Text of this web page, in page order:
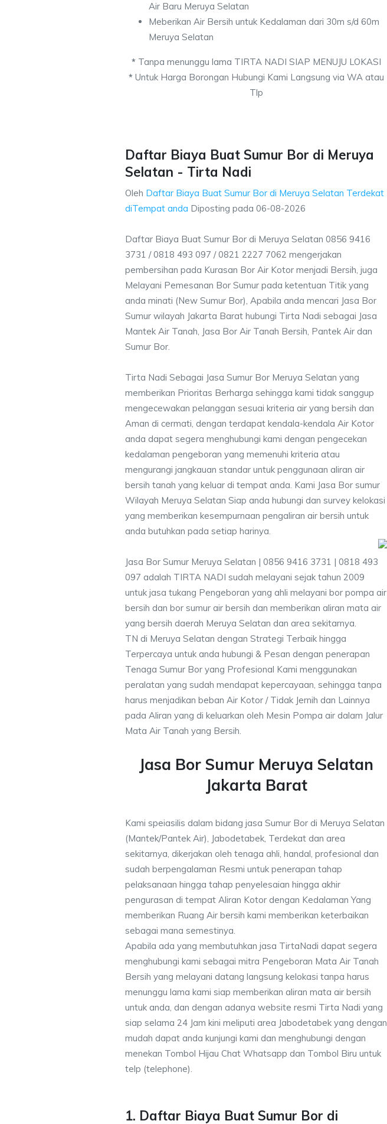
Air Baru Meruya Selatan
Meberikan Air Bersih untuk Kedalaman dari 30m s/d 60m
Meruya Selatan
* Tanpa menunggu lama TIRTA NADI SIAP MENUJU LOKASI
* Untuk Harga Borongan Hubungi Kami Langsung via WA atau
Tlp
Daftar Biaya Buat Sumur Bor di Meruya
Selatan - Tirta Nadi
Oleh Daftar Biaya Buat Sumur Bor di Meruya Selatan Terdekat
diTempat anda Diposting pada 06-08-2026
Daftar Biaya Buat Sumur Bor di Meruya Selatan 0856 9416
3731 / 0818 493 097 / 0821 2227 7062 mengerjakan
pembersihan pada Kurasan Bor Air Kotor menjadi Bersih, juga
Melayani Pemesanan Bor Sumur pada ketentuan Titik yang
anda minati (New Sumur Bor), Apabila anda mencari Jasa Bor
Sumur wilayah Jakarta Barat hubungi Tirta Nadi sebagai Jasa
Mantek Air Tanah, Jasa Bor Air Tanah Bersih, Pantek Air dan
Sumur Bor.
Tirta Nadi Sebagai Jasa Sumur Bor Meruya Selatan yang
memberikan Prioritas Berharga sehingga kami tidak sanggup
mengecewakan pelanggan sesuai kriteria air yang bersih dan
Aman di cermati, dengan terdapat kendala-kendala Air Kotor
anda dapat segera menghubungi kami dengan pengecekan
kedalaman pengeboran yang memenuhi kriteria atau
mengurangi jangkauan standar untuk penggunaan aliran air
bersih tanah yang keluar di tempat anda. Kami Jasa Bor sumur
Wilayah Meruya Selatan Siap anda hubungi dan survey kelokasi
yang memberikan kesempurnaan pengaliran air bersih untuk
anda butuhkan pada setiap harinya.
Jasa Bor Sumur Meruya Selatan | 0856 9416 3731 | 0818 493
097 adalah TIRTA NADI sudah melayani sejak tahun 2009
untuk jasa tukang Pengeboran yang ahli melayani bor pompa air
bersih dan bor sumur air bersih dan memberikan aliran mata air
yang bersih daerah Meruya Selatan dan area sekitarnya.
TN di Meruya Selatan dengan Strategi Terbaik hingga
Terpercaya untuk anda hubungi & Pesan dengan penerapan
Tenaga Sumur Bor yang Profesional Kami menggunakan
peralatan yang sudah mendapat kepercayaan, sehingga tanpa
harus menjadikan beban Air Kotor / Tidak Jernih dan Lainnya
pada Aliran yang di keluarkan oleh Mesin Pompa air dalam Jalur
Mata Air Tanah yang Bersih.
Jasa Bor Sumur Meruya Selatan
Jakarta Barat
Kami speiasilis dalam bidang jasa Sumur Bor di Meruya Selatan
(Mantek/Pantek Air), Jabodetabek, Terdekat dan area
sekitarnya, dikerjakan oleh tenaga ahli, handal, profesional dan
sudah berpengalaman Resmi untuk penerapan tahap
pelaksanaan hingga tahap penyelesaian hingga akhir
pengurasan di tempat Aliran Kotor dengan Kedalaman Yang
memberikan Ruang Air bersih kami memberikan keterbaikan
sebagai mana semestinya.
Apabila ada yang membutuhkan jasa TirtaNadi dapat segera
menghubungi kami sebagai mitra Pengeboran Mata Air Tanah
Bersih yang melayani datang langsung kelokasi tanpa harus
menunggu lama kami siap memberikan aliran mata air bersih
untuk anda, dan dengan adanya website resmi Tirta Nadi yang
siap selama 24 Jam kini meliputi area Jabodetabek yang dengan
mudah dapat anda kunjungi kami dan menghubungi dengan
menekan Tombol Hijau Chat Whatsapp dan Tombol Biru untuk
telp (telephone).
1. Daftar Biaya Buat Sumur Bor di